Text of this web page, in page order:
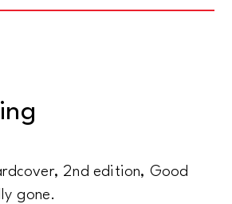
2nd edition, Good
gone.